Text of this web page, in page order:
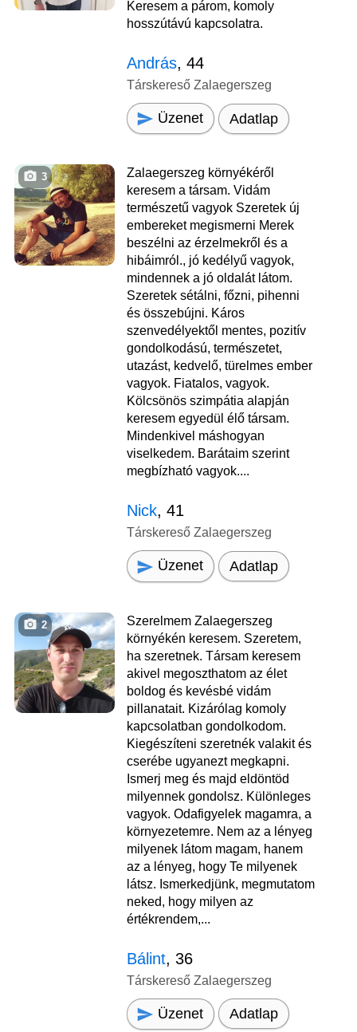
Keresem a párom, komoly
hosszútávú kapcsolatra.
András, 44
Társkereső Zalaegerszeg
Üzenet Adatlap
3
Zalaegerszeg környékéről
keresem a társam. Vidám
természetű vagyok Szeretek új
embereket megismerni Merek
beszélni az érzelmekről és a
hibáimról., jó kedélyű vagyok,
mindennek a jó oldalát látom.
Szeretek sétálni, főzni, pihenni
és összebújni. Káros
szenvedélyektől mentes, pozitív
gondolkodású, természetet,
utazást, kedvelő, türelmes ember
vagyok. Fiatalos, vagyok.
Kölcsönös szimpátia alapján
keresem egyedül élő társam.
Mindenkivel máshogyan
viselkedem. Barátaim szerint
megbízható vagyok....
Nick, 41
Társkereső Zalaegerszeg
Üzenet Adatlap
2
Szerelmem Zalaegerszeg
környékén keresem. Szeretem,
ha szeretnek. Társam keresem
akivel megoszthatom az élet
boldog és kevésbé vidám
pillanatait. Kizárólag komoly
kapcsolatban gondolkodom.
Kiegészíteni szeretnék valakit és
cserébe ugyanezt megkapni.
Ismerj meg és majd eldöntöd
milyennek gondolsz. Különleges
vagyok. Odafigyelek magamra, a
környezetemre. Nem az a lényeg
milyenek látom magam, hanem
az a lényeg, hogy Te milyenek
látsz. Ismerkedjünk, megmutatom
neked, hogy milyen az
értékrendem,...
Bálint, 36
Társkereső Zalaegerszeg
Üzenet Adatlap